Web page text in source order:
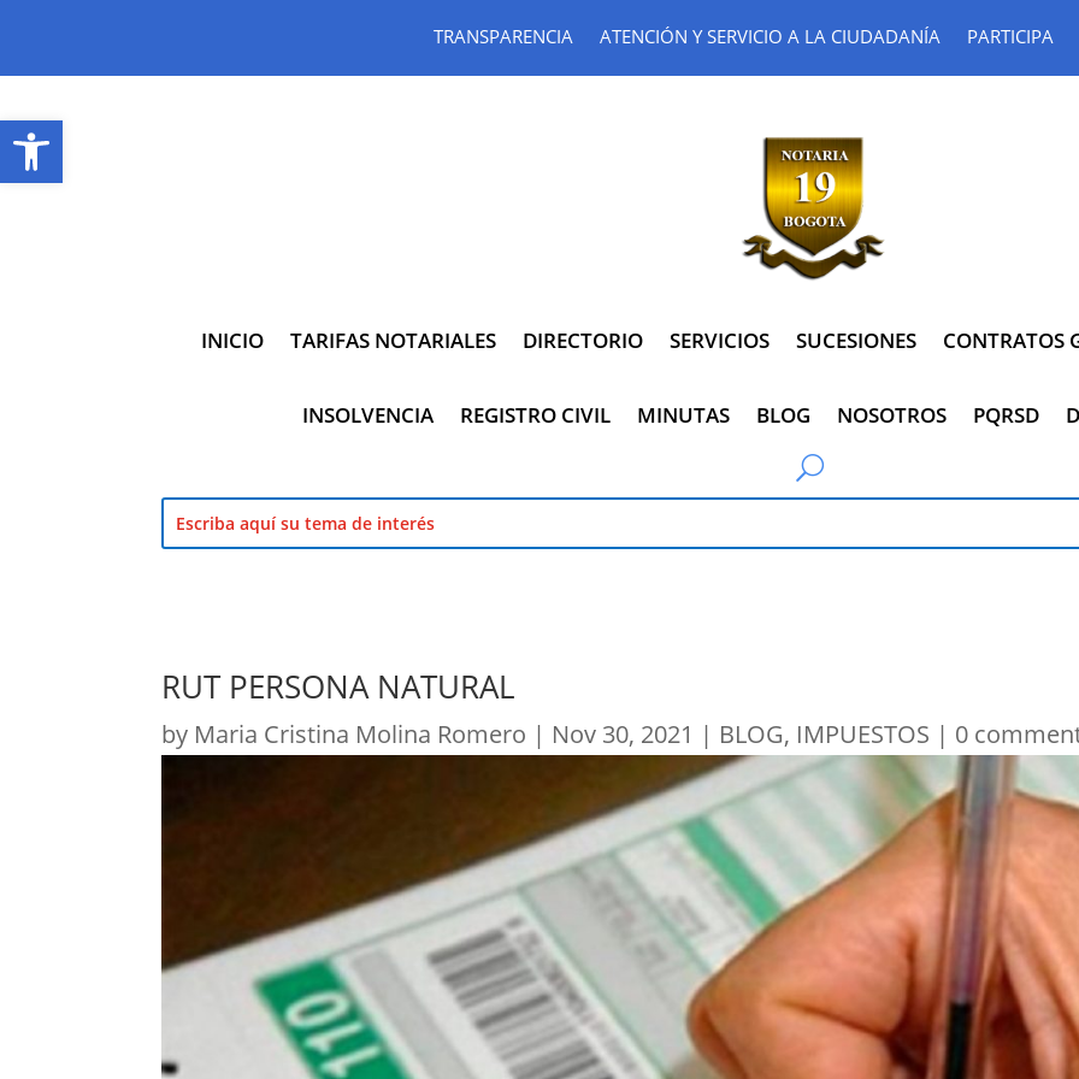
Abrir barra de herramientas
TRANSPARENCIA ATENCIÓN Y SERVICIO A LA CIUDADANÍA PARTICIPA
INICIO TARIFAS NOTARIALES DIRECTORIO SERVICIOS SUCESIONES CONTRATOS
INSOLVENCIA REGISTRO CIVIL MINUTAS BLOG NOSOTROS PQRSD
RUT PERSONA NATURAL
by Maria Cristina Molina Romero | Nov 30, 2021 | BLOG, IMPUESTOS | 0